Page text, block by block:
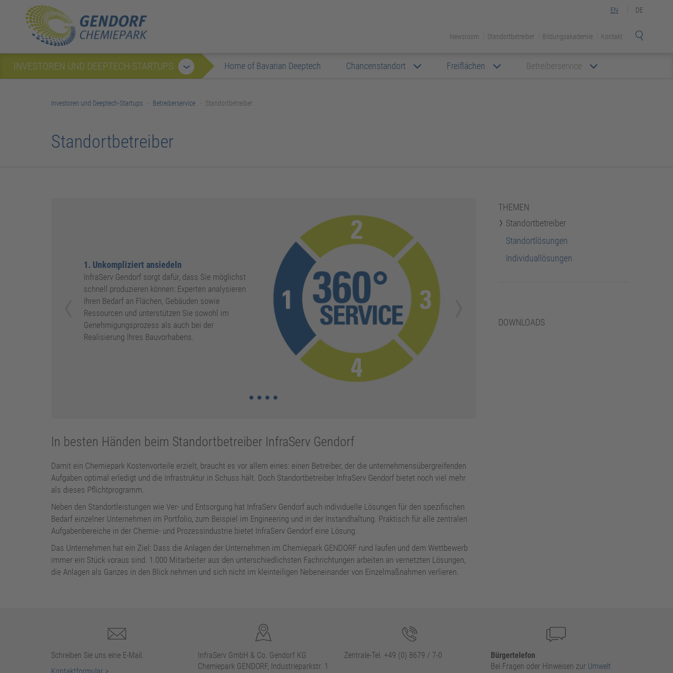
EN DE
Newsroom Standortbetreiber Bildungsakademie Kontakt
INVESTOREN UND DEEPTECH-STARTUPS Home of Bavarian Deeptech Chancenstandort Freiflächen Betreiberservice
Investoren und Deeptech-Startups Betreiberservice Standortbetreiber
Standortbetreiber
1. Unkompliziert ansiedeln
InfraServ Gendorf sorgt dafür, dass Sie möglichst
schnell produzieren können: Experten analysieren
Ihren Bedarf an Flächen, Gebäuden sowie
Ressourcen und unterstützen Sie sowohl im
Genehmigungsprozess als auch bei der
Realisierung Ihres Bauvorhabens.
In besten Händen beim Standortbetreiber InfraServ Gendorf
Damit ein Chemiepark Kostenvorteile erzielt, braucht es vor allem eines: einen Betreiber, der die unternehmensübergreifenden
Aufgaben optimal erledigt und die Infrastruktur in Schuss hält. Doch Standortbetreiber InfraServ Gendorf bietet noch viel mehr
als dieses Pflichtprogramm.
Neben den Standortleistungen wie Ver- und Entsorgung hat InfraServ Gendorf auch individuelle Lösungen für den spezifischen
Bedarf einzelner Unternehmen im Portfolio, zum Beispiel im Engineering und in der Instandhaltung. Praktisch für alle zentralen
Aufgabenbereiche in der Chemie- und Prozessindustrie bietet InfraServ Gendorf eine Lösung.
Das Unternehmen hat ein Ziel: Dass die Anlagen der Unternehmen im Chemiepark GENDORF rund laufen und dem Wettbewerb
immer ein Stück voraus sind. 1.000 Mitarbeiter aus den unterschiedlichsten Fachrichtungen arbeiten an vernetzten Lösungen,
die Anlagen als Ganzes in den Blick nehmen und sich nicht im kleinteiligen Nebeneinander von Einzelmaßnahmen verlieren.
THEMEN
Standortbetreiber
Standortlösungen
Individuallösungen
DOWNLOADS
Schreiben Sie uns eine E-Mail.
InfraServ GmbH & Co. Gendorf KG
Chemiepark GENDORF, Industrieparkstr. 1
Zentrale-Tel. +49 (0) 8679 / 7-0
Bürgertelefon
Bei Fragen oder Hinweisen zur Umwelt